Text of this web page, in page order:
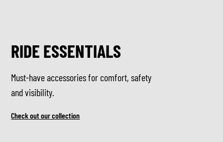
RIDE ESSENTIALS
Must-have accessories for comfort, safety
and visibility.
Check out our collection